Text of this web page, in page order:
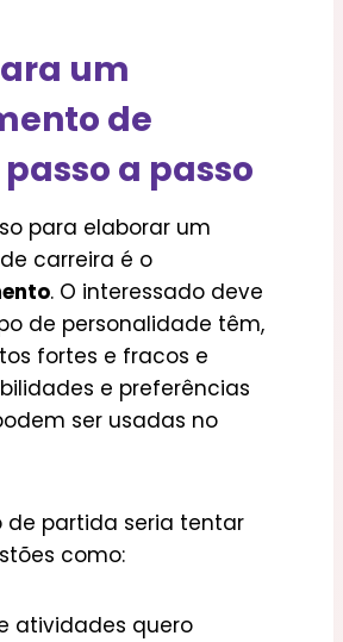
um
de
a passo
para elaborar um
carreira é o
. O interessado deve
de personalidade têm,
fortes e fracos e
e preferências
ser usadas no
de partida seria tentar
como:
atividades quero